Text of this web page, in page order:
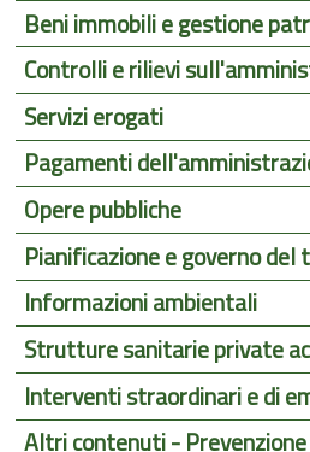
Beni immobili e gestione
Controlli e rilievi
Servizi erogati
Pagamenti
Opere pubbliche
Pianificazione e governo
Informazioni ambientali
Strutture sanitarie private
Interventi straordinari e di
Altri contenuti -